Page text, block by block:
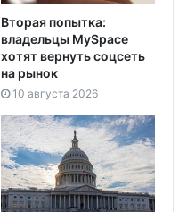
Вторая попытка:
владельцы MySpace
хотят вернуть соцсеть
на рынок
10 августа 2026